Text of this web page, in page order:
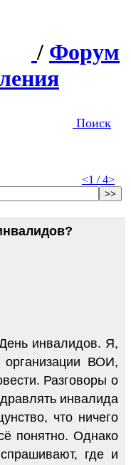
/ Форум
Поиск
<1 / 4>
>>
инвалидов. Я,
организации ВОИ,
Разговоры о
инвалида
что ничего
понятно. Однако
где и